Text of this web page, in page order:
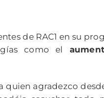
de RAC1 en su
como el
agradezco